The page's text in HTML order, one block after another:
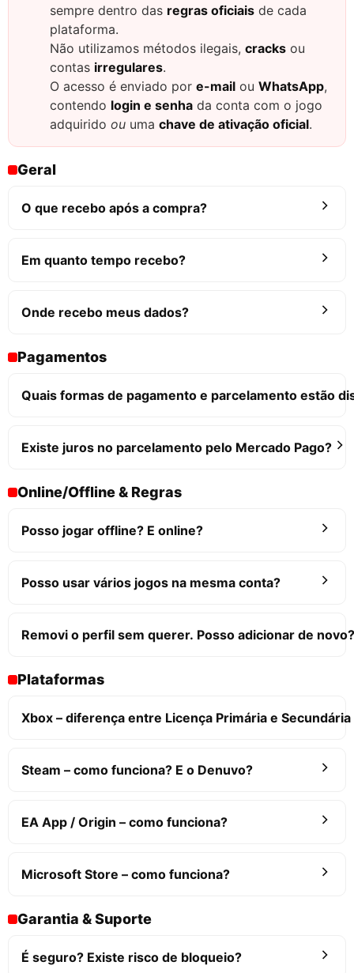
sempre dentro das regras oficiais de cada
plataforma.
Não utilizamos métodos ilegais, cracks ou
contas irregulares.
O acesso é enviado por e-mail ou WhatsApp,
contendo login e senha da conta com o jogo
adquirido ou uma chave de ativação oficial.
Geral
O que recebo após a compra?
Em quanto tempo recebo?
Onde recebo meus dados?
Pagamentos
Quais formas de pagamento e parcelamento estão
Existe juros no parcelamento pelo Mercado Pago?
Online/Offline & Regras
Posso jogar offline? E online?
Posso usar vários jogos na mesma conta?
Removi o perfil sem querer. Posso adicionar de novo?
Plataformas
Xbox – diferença entre Licença Primária e Secundária
Steam – como funciona? E o Denuvo?
EA App / Origin – como funciona?
Microsoft Store – como funciona?
Garantia & Suporte
É seguro? Existe risco de bloqueio?